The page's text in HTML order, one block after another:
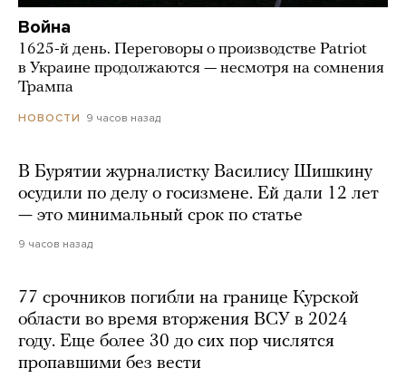
Война
1625-й день. Переговоры о производстве Patriot
в Украине продолжаются — несмотря на сомнения
Трампа
НОВОСТИ 9 часов назад
В Бурятии журналистку Василису Шишкину
осудили по делу о госизмене. Ей дали 12 лет
— это минимальный срок по статье
9 часов назад
77 срочников погибли на границе Курской
области во время вторжения ВСУ в 2024
году. Еще более 30 до сих пор числятся
пропавшими без вести